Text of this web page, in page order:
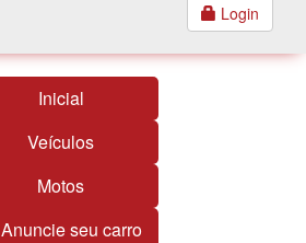
Login
Inicial
Veículos
Motos
Anuncie seu carro